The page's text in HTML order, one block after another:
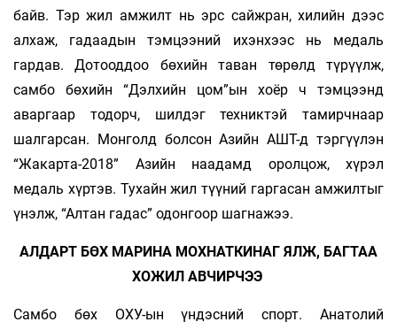
байв. Тэр жил амжилт нь эрс сайжран, хилийн дээс
алхаж, гадаадын тэмцээний ихэнхээс нь медаль
гардав. Дотооддоо бөхийн таван төрөлд түрүүлж,
самбо бөхийн “Дэлхийн цом”ын хоёр ч тэмцээнд
аваргаар тодорч, шилдэг техниктэй тамирчнаар
шалгарсан. Монголд болсон Азийн АШТ-д тэргүүлэн
“Жакарта-2018” Азийн наадамд оролцож, хүрэл
медаль хүртэв. Тухайн жил түүний гаргасан амжилтыг
үнэлж, “Алтан гадас” одонгоор шагнажээ.
АЛДАРТ БӨХ МАРИНА МОХНАТКИНАГ ЯЛЖ, БАГТАА
ХОЖИЛ АВЧИРЧЭЭ
Самбо бөх ОХУ-ын үндэсний спорт. Анатолий